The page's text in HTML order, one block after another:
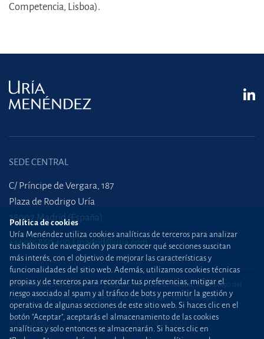
Competencia, Lisboa).
SEDE CENTRAL
C/ Príncipe de Vergara, 187
Plaza de Rodrigo Uría
28002 Madrid (España)
+34 915 860 400 madrid@uria.com
Uría Menéndez Abogados, S.L.P. | Registro Mercantil de Madrid, Tomo 24490 del
Libro de Inscripciones Folio 42, Sección 8, Hoja M-43976. NIF: B28563963
Mapa web Política de cookies
Política de cookies
Uría Menéndez utiliza cookies analíticas de terceros para analizar
tus hábitos de navegación y para conocer qué secciones suscitan
más interés, con el objetivo de mejorar las características y
funcionalidades del sitio web. Además, utilizamos cookies técnicas
propias y de terceros para recordar tus preferencias, mitigar el
riesgo asociado al spam y al tráfico de bots y permitir la gestión y
operativa de algunas secciones de este sitio web. Si haces clic en el
botón "Aceptar", aceptarás el almacenamiento de las cookies
analíticas y solo entonces se almacenarán. Si haces clic en